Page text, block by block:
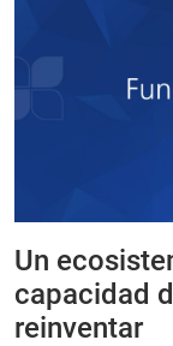
Un
capacidad
reinventar